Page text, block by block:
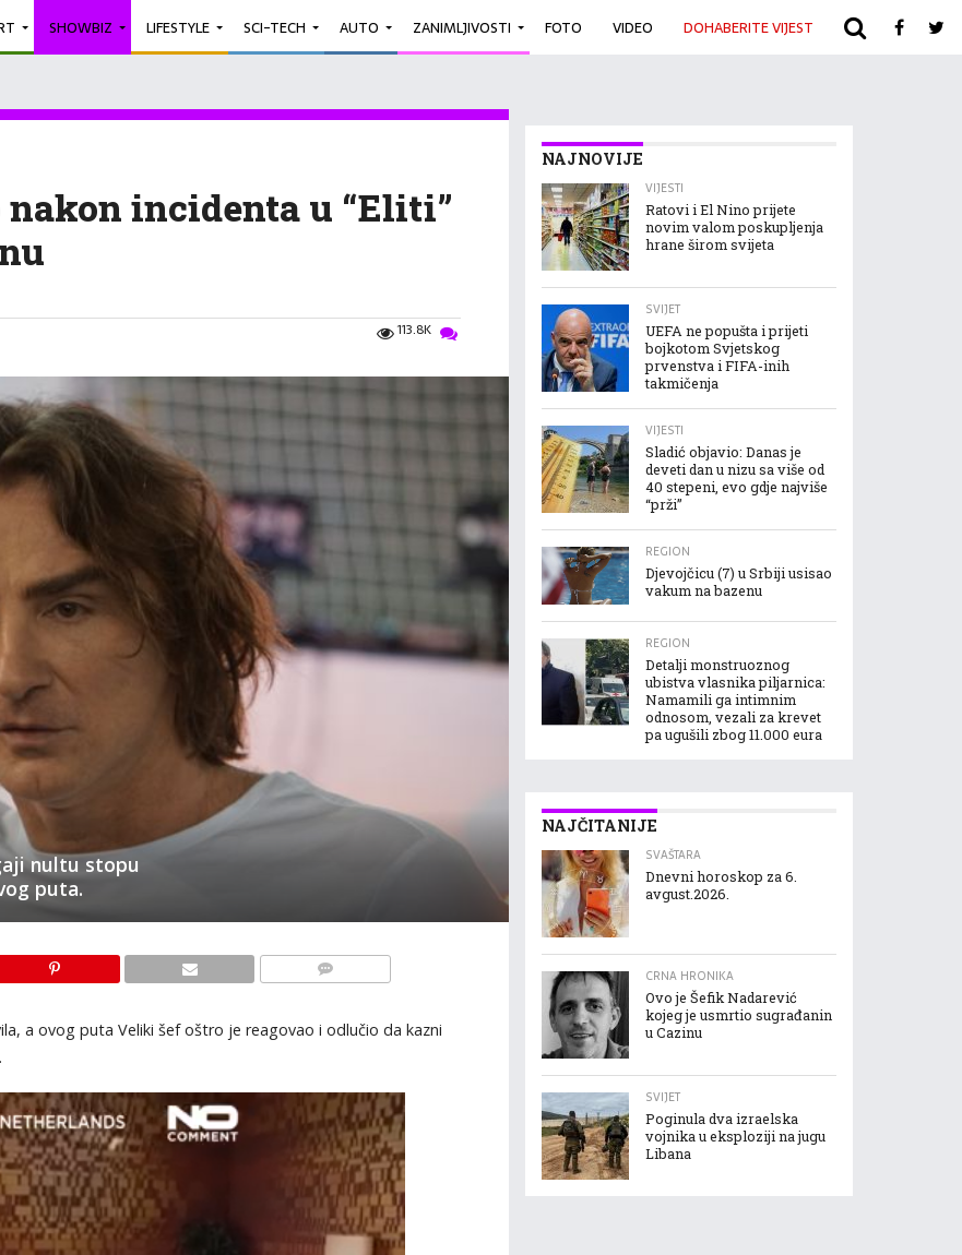
SHOWBIZ LIFESTYLE SCI-TECH AUTO ZANIMLJIVOSTI FOTO VIDEO DOHABERITE VIJEST ARHIVA
incidenta u “Eliti”
113.8K
nultu stopu
puta.
a ovog puta Veliki šef oštro je reagovao i odlučio da kazni
NAJNOVIJE
VIJESTI
Ratovi i El Nino prijete
novim valom poskupljenja
hrane širom svijeta
SVIJET
UEFA ne popušta i prijeti
bojkotom Svjetskog
prvenstva i FIFA-inih
takmičenja
VIJESTI
Sladić objavio: Danas je
deveti dan u nizu sa više od
40 stepeni, evo gdje najviše
“prži”
REGION
Djevojčicu (7) u Srbiji usisao
vakum na bazenu
REGION
Detalji monstruoznog
ubistva vlasnika piljarnica:
Namamili ga intimnim
odnosom, vezali za krevet
pa ugušili zbog 11.000 eura
NAJČITANIJE
SVAŠTARA
Dnevni horoskop za 6.
avgust.2026.
CRNA HRONIKA
Ovo je Šefik Nadarević
kojeg je usmrtio sugrađanin
u Cazinu
SVIJET
Poginula dva izraelska
vojnika u eksploziji na jugu
Libana